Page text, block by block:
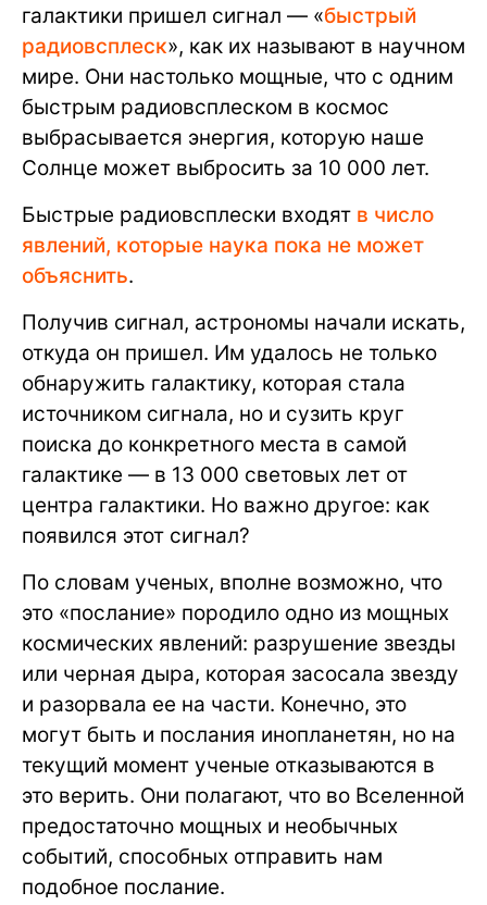
галактики пришел сигнал — «быстрый
радиовсплеск», как их называют в научном
мире. Они настолько мощные, что с одним
быстрым радиовсплеском в космос
выбрасывается энергия, которую наше
Солнце может выбросить за 10 000 лет.
Быстрые радиовсплески входят в число
явлений, которые наука пока не может
объяснить.
Получив сигнал, астрономы начали искать,
откуда он пришел. Им удалось не только
обнаружить галактику, которая стала
источником сигнала, но и сузить круг
поиска до конкретного места в самой
галактике — в 13 000 световых лет от
центра галактики. Но важно другое: как
появился этот сигнал?
По словам ученых, вполне возможно, что
это «послание» породило одно из мощных
космических явлений: разрушение звезды
или черная дыра, которая засосала звезду
и разорвала ее на части. Конечно, это
могут быть и послания инопланетян, но на
текущий момент ученые отказываются в
это верить. Они полагают, что во Вселенной
предостаточно мощных и необычных
событий, способных отправить нам
подобное послание.